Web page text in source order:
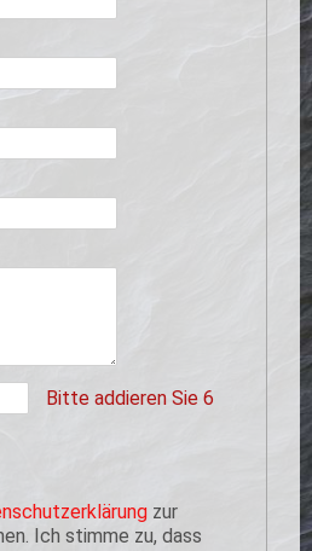
Bitte addieren Sie 6
zur
Ich stimme zu, dass